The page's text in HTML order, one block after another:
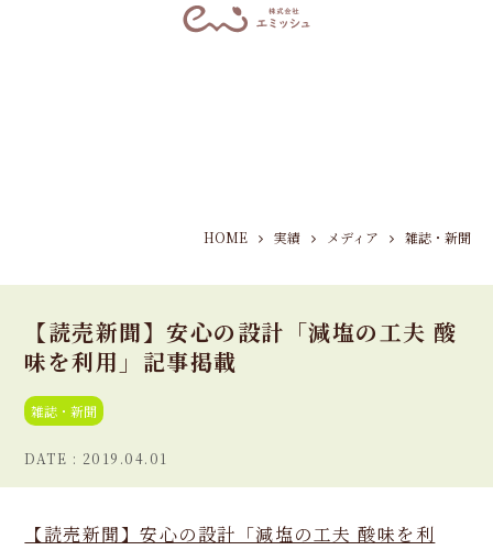
HOME 実績 メディア 雑誌・新聞
【読売新聞】安心の設計「減塩の工夫 酸
味を利用」記事掲載
雑誌・新聞
2019.04.01
【読売新聞】安心の設計「減塩の工夫 酸味を利